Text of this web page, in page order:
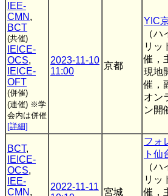
IEE-
CMN ,
BCT
(共催)
IEICE-
OCS,
IEICE-
OFT
(併催)
(連催) ※学
会内は併催
[詳細]
2023-11-10
11:00
京都
YIC
（ハ
リッ
催，
現地
催，
オン
ン開
BCT,
IEICE-
OCS,
IEE-
CMN ,
2022-11-11
宮城
フォ
ト仙
（ハ
リッ
催，